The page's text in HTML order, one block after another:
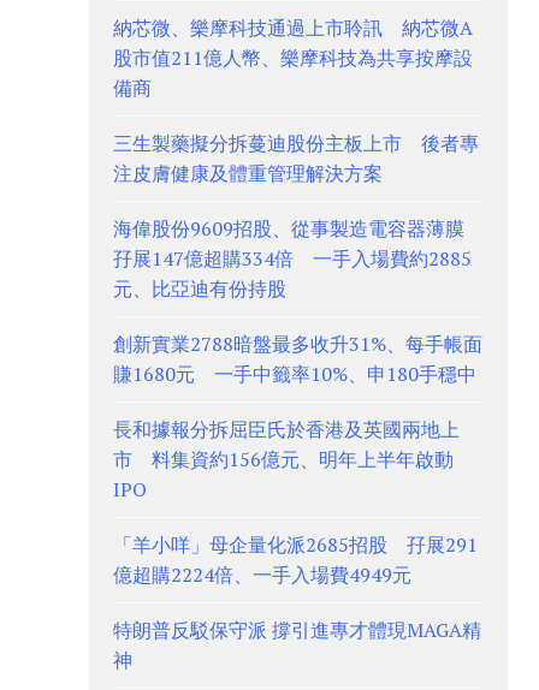
納芯微、樂摩科技通過上市聆訊 納芯微A
股市值211億人幣、樂摩科技為共享按摩設
備商
三生製藥擬分拆蔓迪股份主板上市 後者專
注皮膚健康及體重管理解決方案
海偉股份9609招股、從事製造電容器薄膜
孖展147億超購334倍 一手入場費約2885
元、比亞迪有份持股
創新實業2788暗盤最多收升31%、每手帳面
賺1680元 一手中籤率10%、申180手穩中
長和據報分拆屈臣氏於香港及英國兩地上
市 料集資約156億元、明年上半年啟動
IPO
「羊小咩」母企量化派2685招股 孖展291
億超購2224倍、一手入場費4949元
特朗普反駁保守派 撐引進專才體現MAGA精
神